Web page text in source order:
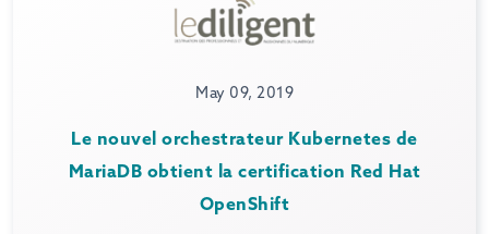
May 09, 2019
Le nouvel orchestrateur Kubernetes de
MariaDB obtient la certification Red Hat
OpenShift